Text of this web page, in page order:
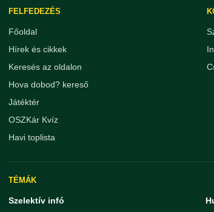
FELFEDEZÉS
Főoldal
Hírek és cikkek
Keresés az oldalon
Hova dobod? kereső
Játéktér
OSZKár Kvíz
Havi toplista
TÉMÁK
Szelektív infó